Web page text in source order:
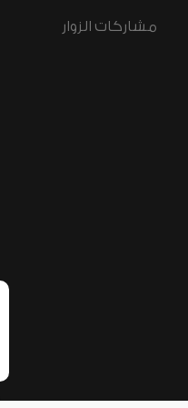
مشاركات الزوار